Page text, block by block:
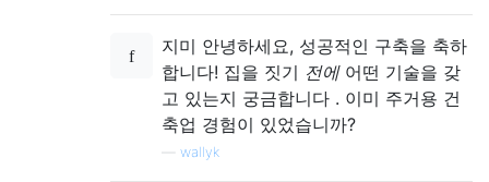
지미 안녕하세요, 성공적인 구축을 축하
합니다! 집을 짓기 전에어떤 기술을 갖
고 있는지 궁금합니다 . 이미 주거용 건
축업 경험이 있었습니까?
wallyk